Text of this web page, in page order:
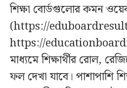
শিক্ষা বোর্ডগুলোর কমন
(https://
https://
মাধ্যমে শিক্ষার্থীর রোল,
ফল দেখা যাবে। পাশাপাশি